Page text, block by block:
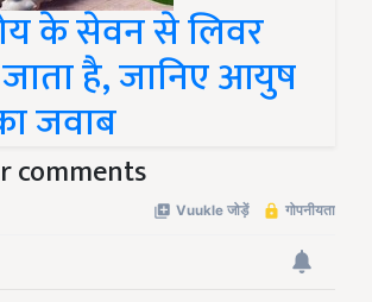
के सेवन से लिवर
है, जानिए आयुष
जवाब
comments